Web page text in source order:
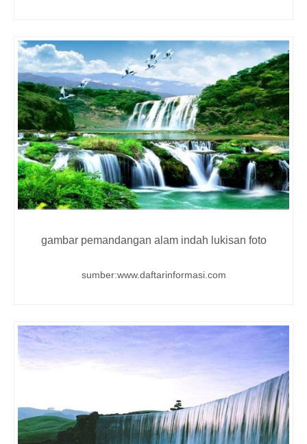
gambar pemandangan alam indah lukisan foto
sumber:www.daftarinformasi.com